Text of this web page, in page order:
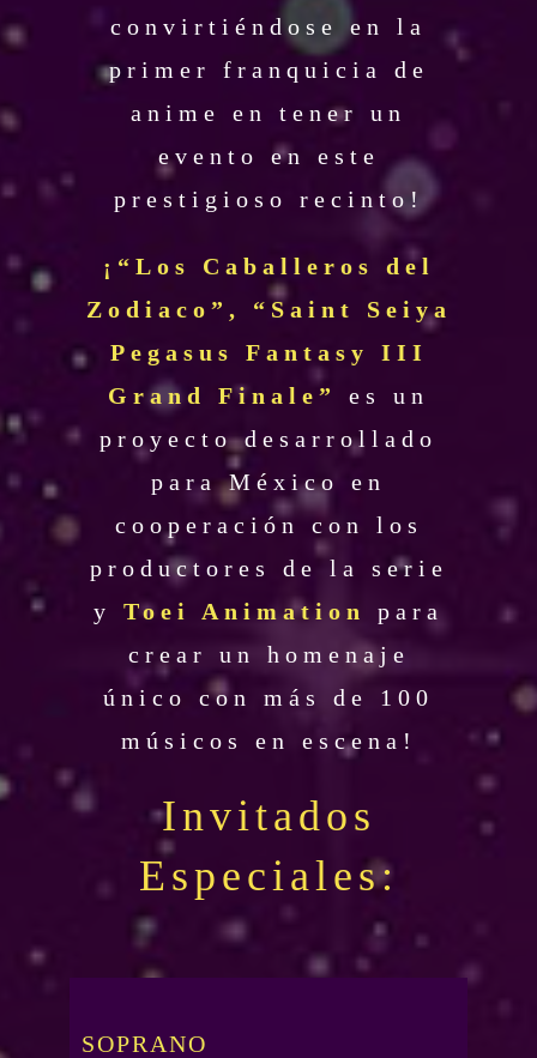
convirtiéndose en la
primer franquicia de
anime en tener un
evento en este
prestigioso recinto!
¡“Los Caballeros del
Zodiaco”, “Saint Seiya
Pegasus Fantasy III
Grand Finale” es un
proyecto desarrollado
para México en
cooperación con los
productores de la serie
y Toei Animation
para
crear un homenaje
único con más de 100
músicos en escena!
Invitados
Especiales:
SOPRANO